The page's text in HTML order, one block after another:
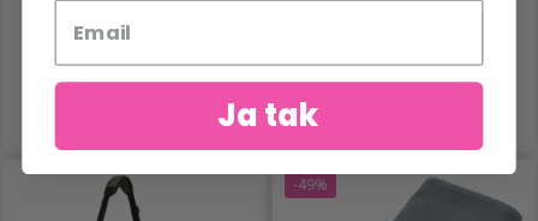
-49%
Ja tak